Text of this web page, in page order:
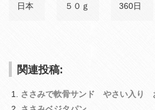
日本 ５０ｇ 360日
関連投稿:
ささみで軟骨サンド やさい入り